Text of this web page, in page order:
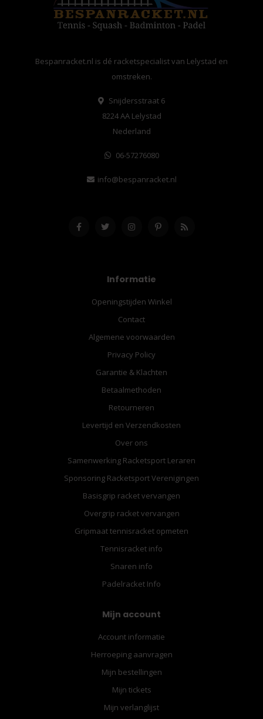
Bespanracket.nl is dé racketspecialist van Lelystad en
omstreken.
Snijdersstraat 6
8224 AA Lelystad
Nederland
06-57276080
info@bespanracket.nl
Informatie
Openingstijden Winkel
Contact
Algemene voorwaarden
Privacy Policy
Garantie & Klachten
Betaalmethoden
Retourneren
Levertijd en Verzendkosten
Over ons
Samenwerking Racketsport Leraren
Sponsoring Racketsport Verenigingen
Basisgrip racket vervangen
Overgrip racket vervangen
Gripmaat tennisracket opmeten
Tennisracket info
Snaren info
Padelracket Info
Mijn account
Account informatie
Herroeping aanvragen
Mijn bestellingen
Mijn tickets
Mijn verlanglijst